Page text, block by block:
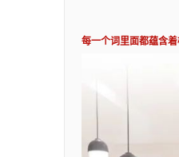
每一个词里面都蕴含